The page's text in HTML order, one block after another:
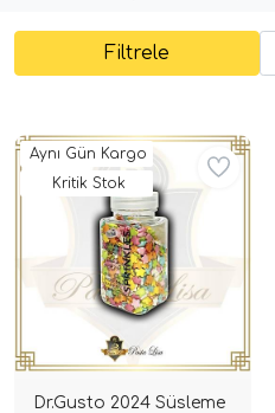
Filtrele
Dr.Gusto 2024 Süsleme
Aynı Gün Kargo
Kritik Stok